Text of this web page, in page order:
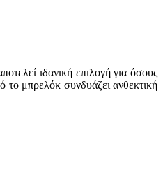
ιδανική επιλογή για όσους
το μπρελόκ συνδυάζει ανθεκτική